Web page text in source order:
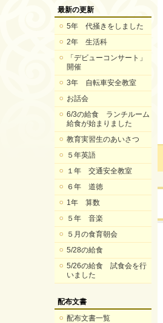
最新の更新
5年 代掻きをしました
2年 生活科
「デビューコンサート」
開催
3年 自転車安全教室
お話会
6/3の給食 ランチルーム
給食が始まりました
教育実習生のあいさつ
５年英語
１年 交通安全教室
６年 道徳
1年 算数
５年 音楽
５月の食育朝会
5/28の給食
5/26の給食 試食会を行
いました
配布文書
配布文書一覧